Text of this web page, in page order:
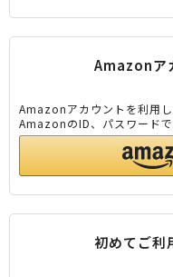
Amazonア
Amazonアカウントを利用し
AmazonのID、パスワードで
初めてご利